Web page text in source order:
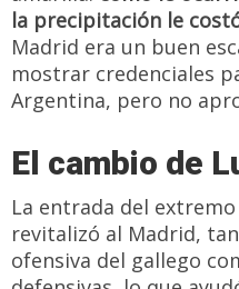
la precipitación le
Madrid era un buen
mostrar credenciales
Argentina, pero no
El cambio de
La entrada del
revitalizó al Madrid,
ofensiva del gallego